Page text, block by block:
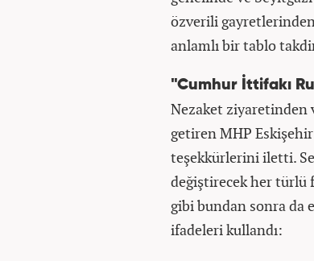
özverili
anlamlı bir tablo
"Cumhur İttifakı
Nezaket ziyaretinden
getiren MHP
teşekkürlerini iletti.
değiştirecek her türlü
gibi bundan sonra da
ifadeleri kullandı: